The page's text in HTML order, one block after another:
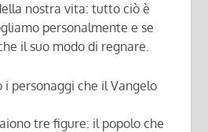
nostra vita: tutto ciò è
personalmente e se
il suo modo di regnare.
i personaggi che il Vangelo
tre figure: il popolo che